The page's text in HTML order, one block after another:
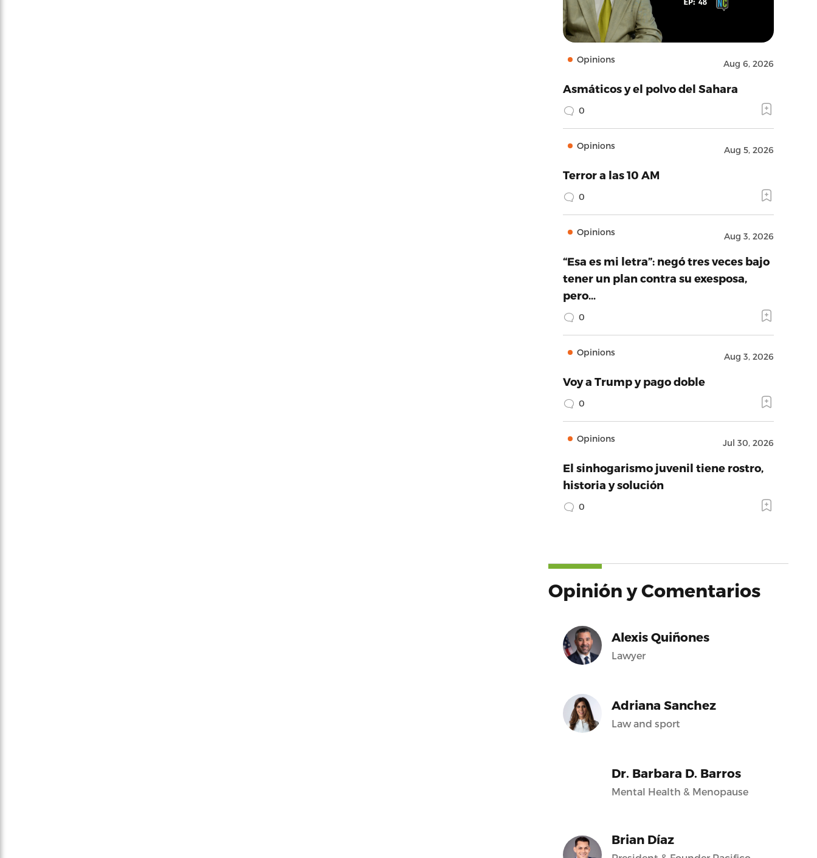
Opinions Aug 6, 2026
Asmáticos y el polvo del Sahara
0
Opinions Aug 5, 2026
Terror a las 10 AM
0
Opinions Aug 3, 2026
“Esa es mi letra”: negó tres veces bajo
tener un plan contra su exesposa,
pero…
0
Opinions Aug 3, 2026
Voy a Trump y pago doble
0
Opinions Jul 30, 2026
El sinhogarismo juvenil tiene rostro,
historia y solución
0
Opinión y Comentarios
Alexis Quiñones
Lawyer
Adriana Sanchez
Law and sport
Dr. Barbara D. Barros
Mental Health & Menopause
Brian Díaz